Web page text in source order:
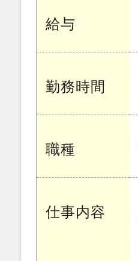
給与
勤務時間
職種
仕事内容